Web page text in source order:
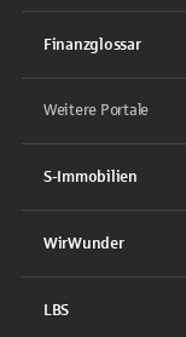
Finanzglossar
Weitere Portale
S-Immobilien
WirWunder
LBS